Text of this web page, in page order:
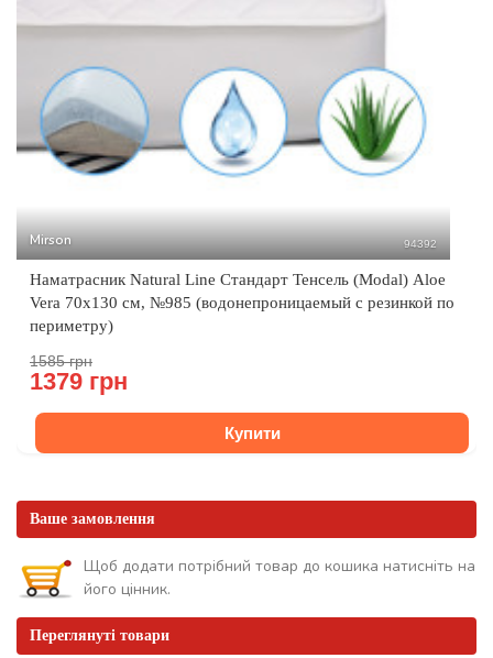
Mirson 94392
Наматрасник Natural Line Стандарт Тенсель (Modal) Aloe
Vera 70x130 см, №985 (водонепроницаемый с резинкой по
периметру)
1585 грн
1379 грн
Купити
Ваше замовлення
Щоб додати потрібний товар до кошика натисніть на
його цінник.
Переглянуті товари